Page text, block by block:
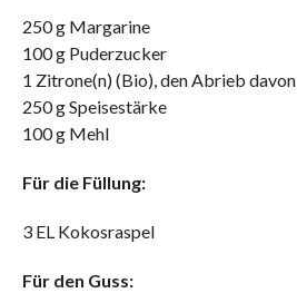
250 g Margarine
100 g Puderzucker
1 Zitrone(n) (Bio), den Abrieb davon
250 g Speisestärke
100 g Mehl
Für die Füllung:
3 EL Kokosraspel
Für den Guss: